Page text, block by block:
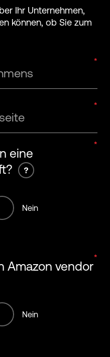
Ihr Unternehmen,
können, ob Sie zum
eine
Nein
Amazon vendor
Nein